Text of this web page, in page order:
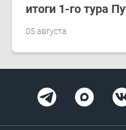
05 августа
итоги 1-го тура